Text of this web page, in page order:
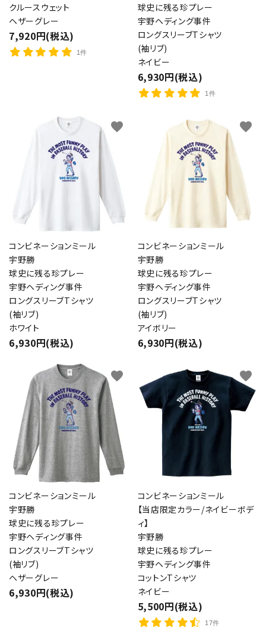
クルースウェット
ヘザーグレー
7,920円(税込)
1件
球史に残る珍プレー
宇野ヘディング事件
ロングスリーブTシャツ
(袖リブ)
ネイビー
6,930円(税込)
1件
コンビネーションミール
宇野勝
球史に残る珍プレー
宇野ヘディング事件
ロングスリーブTシャツ
(袖リブ)
ホワイト
6,930円(税込)
favorite
コンビネーションミール
宇野勝
球史に残る珍プレー
宇野ヘディング事件
ロングスリーブTシャツ
(袖リブ)
アイボリー
6,930円(税込)
favorite
コンビネーションミール
宇野勝
球史に残る珍プレー
宇野ヘディング事件
ロングスリーブTシャツ
(袖リブ)
ヘザーグレー
6,930円(税込)
favorite
コンビネーションミール
【当店限定カラー/ネイビーボデ
ィ】
宇野勝
球史に残る珍プレー
宇野ヘディング事件
コットンTシャツ
ネイビー
5,500円(税込)
17件
favorite
キーワード